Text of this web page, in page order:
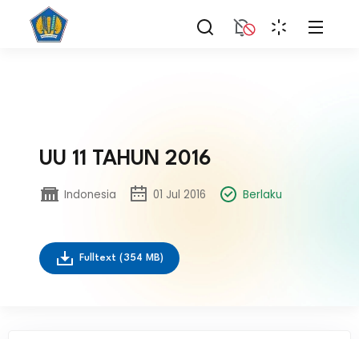
UU 11 TAHUN 2016
Indonesia 01 Jul 2016 Berlaku
Fulltext (354 MB)